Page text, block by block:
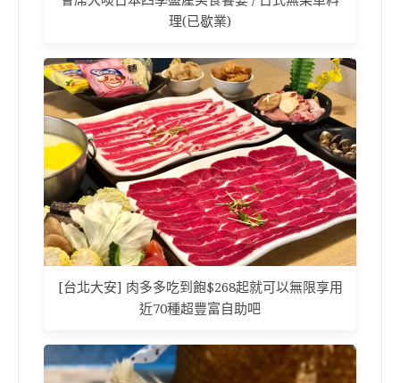
理(已歇業)
[台北大安] 肉多多吃到飽$268起就可以無限享用
近70種超豐富自助吧